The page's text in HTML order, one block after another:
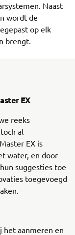
Naast
wordt de
op elk
brengt.
EX
reeks
al
EX is
water, en door
suggesties toe
toegevoegd
het aanmeren en